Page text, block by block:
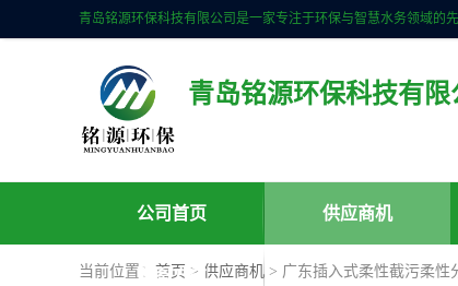
青岛铭源环保科技有限
公司首页 供应商机
联系方式
当前位置： 首页 > 供应商机 > 广东插入式柔性截污柔性